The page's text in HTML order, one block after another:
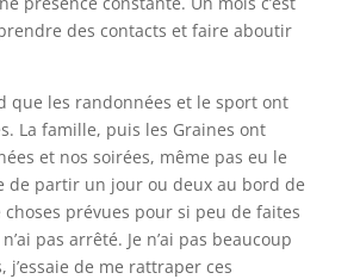
des contacts et faire aboutir
que les randonnées et le sport ont
La famille, puis les Graines ont
et nos soirées, même pas eu le
de partir un jour ou deux au bord de
choses prévues pour si peu de faites
pas arrêté. Je n’ai pas beaucoup
de me rattraper ces